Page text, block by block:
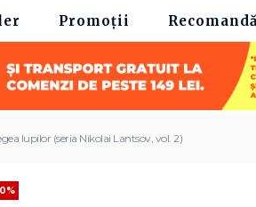
Promoții
lupilor (seria Nikolai Lantsov, vol. 2)